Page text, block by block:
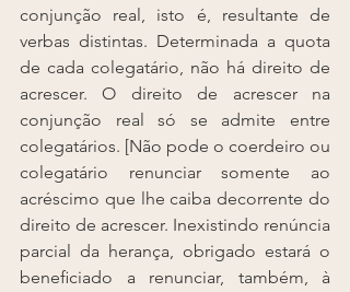
conjunção real, isto é, resultante de
verbas distintas. Determinada a quota
de cada colegatário, não há direito de
acrescer. O direito de acrescer na
conjunção real só se admite entre
colegatários. [Não pode o coerdeiro ou
colegatário renunciar somente ao
acréscimo que lhe caiba decorrente do
direito de acrescer. Inexistindo renúncia
parcial da herança, obrigado estará o
beneﬁciado a renunciar, também, à